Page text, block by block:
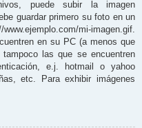
puede subir la imagen
guardar primero su foto en un
mi-imagen.gif.
en su PC (a menos que
las que se encuentren
e.j. hotmail o yahoo
etc. Para exhibir imágenes